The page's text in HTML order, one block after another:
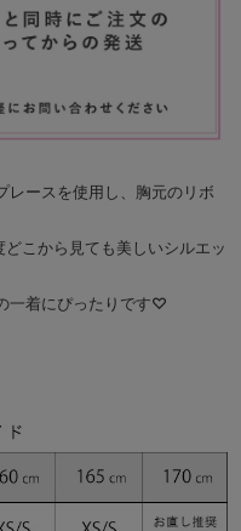
レースを使用し、胸元のリボ
こから見ても美しいシルエッ
一着にぴったりです♡